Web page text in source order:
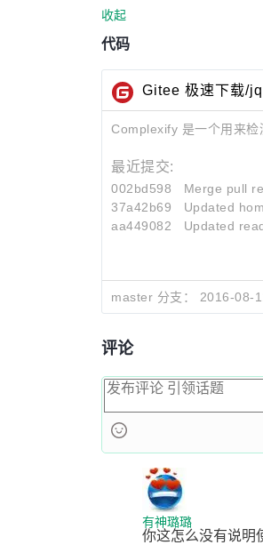
收起
代码
Gitee 极速下载/
Complexify 是一个用来检
最近提交:
002bd598 Merge pull
37a42b69
Updated
aa449082
Updated
master 分支： 2016-08-
评论
有神璐璐
你这怎么没有说明